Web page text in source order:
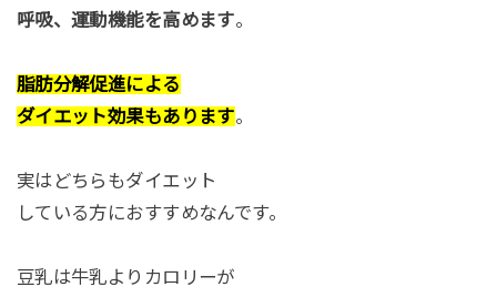
呼吸、運動機能を高めます。
脂肪分解促進による
ダイエット効果もあります。
実はどちらもダイエット
している方におすすめなんです。
豆乳は牛乳よりカロリーが